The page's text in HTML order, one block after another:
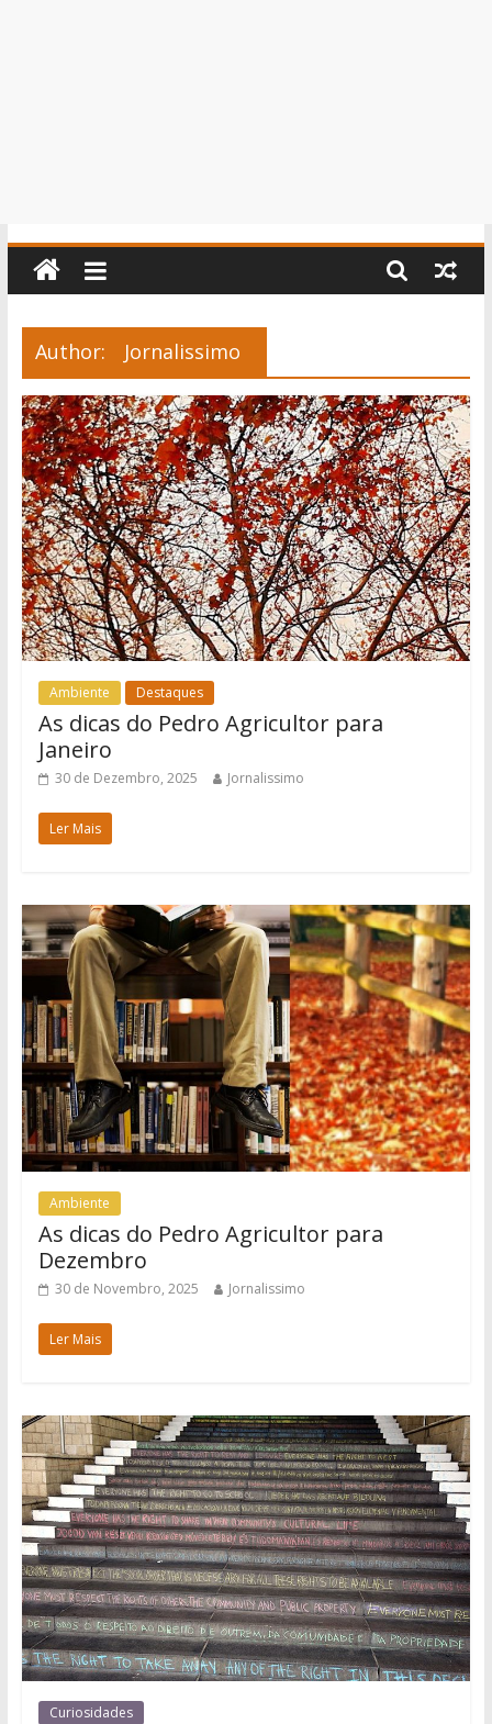
Author: Jornalissimo
Ambiente Destaques
As dicas do Pedro Agricultor para
Janeiro
30 de Dezembro, 2025 Jornalissimo
Ler Mais
Ambiente
As dicas do Pedro Agricultor para
Dezembro
30 de Novembro, 2025 Jornalissimo
Ler Mais
Curiosidades